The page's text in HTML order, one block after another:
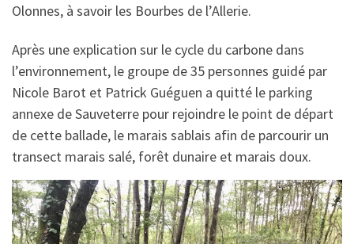
Olonnes, à savoir les Bourbes de l’Allerie.
Après une explication sur le cycle du carbone dans
l’environnement, le groupe de 35 personnes guidé par
Nicole Barot et Patrick Guéguen a quitté le parking
annexe de Sauveterre pour rejoindre le point de départ
de cette ballade, le marais sablais afin de parcourir un
transect marais salé, forêt dunaire et marais doux.